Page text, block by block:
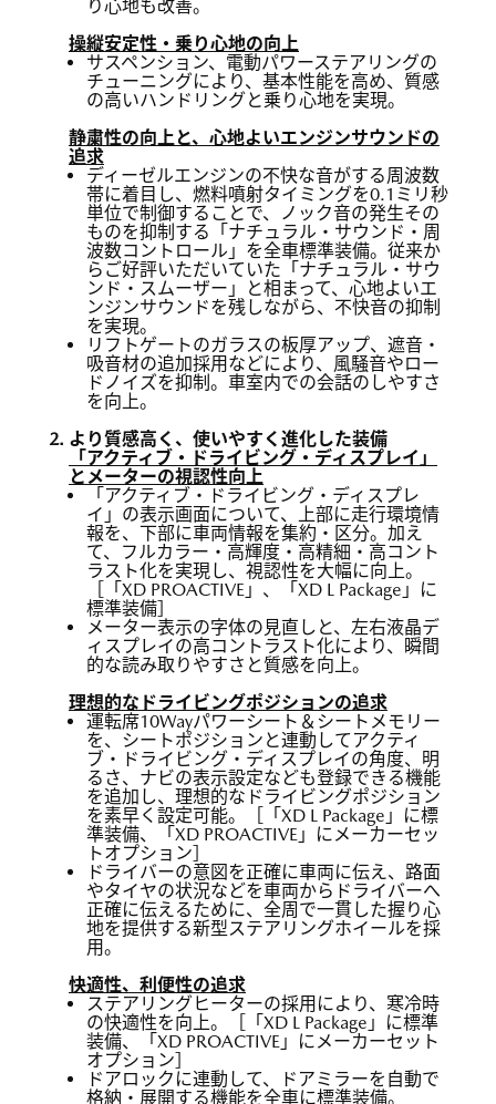
り心地も改善。
操縦安定性・乗り心地の向上
サスペンション、電動パワーステアリングの
チューニングにより、基本性能を高め、質感
の高いハンドリングと乗り心地を実現。
静粛性の向上と、心地よいエンジンサウンドの
追求
ディーゼルエンジンの不快な音がする周波数
帯に着目し、燃料噴射タイミングを0.1ミリ秒
単位で制御することで、ノック音の発生その
ものを抑制する「ナチュラル・サウンド・周
波数コントロール」を全車標準装備。従来か
らご好評いただいていた「ナチュラル・サウ
ンド・スムーザー」と相まって、心地よいエ
ンジンサウンドを残しながら、不快音の抑制
を実現。
リフトゲートのガラスの板厚アップ、遮音・
吸音材の追加採用などにより、風騒音やロー
ドノイズを抑制。車室内での会話のしやすさ
を向上。
より質感高く、使いやすく進化した装備
「アクティブ・ドライビング・ディスプレイ」
とメーターの視認性向上
「アクティブ・ドライビング・ディスプレ
イ」の表示画面について、上部に走行環境情
報を、下部に車両情報を集約・区分。加え
て、フルカラー・高輝度・高精細・高コント
ラスト化を実現し、視認性を大幅に向上。
［「XD PROACTIVE」、「XD L Package」に
標準装備］
メーター表示の字体の見直しと、左右液晶デ
ィスプレイの高コントラスト化により、瞬間
的な読み取りやすさと質感を向上。
理想的なドライビングポジションの追求
運転席10Wayパワーシート＆シートメモリー
を、シートポジションと連動してアクティ
ブ・ドライビング・ディスプレイの角度、明
るさ、ナビの表示設定なども登録できる機能
を追加し、理想的なドライビングポジション
を素早く設定可能。［「XD L Package」に標
準装備、「XD PROACTIVE」にメーカーセッ
トオプション］
ドライバーの意図を正確に車両に伝え、路面
やタイヤの状況などを車両からドライバーへ
正確に伝えるために、全周で一貫した握り心
地を提供する新型ステアリングホイールを採
用。
快適性、利便性の追求
ステアリングヒーターの採用により、寒冷時
の快適性を向上。［「XD L Package」に標準
装備、「XD PROACTIVE」にメーカーセット
オプション］
ドアロックに連動して、ドアミラーを自動で
格納・展開する機能を全車に標準装備。